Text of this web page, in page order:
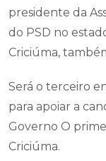
presidente da
do PSD no
Criciúma,
Será o terceiro
para apoiar a
Governo O
Criciúma.